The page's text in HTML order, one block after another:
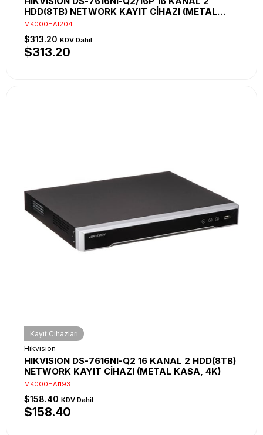
HDD(8TB) NETWORK KAYIT CİHAZI (METAL
KASA, POE, 4K)
MK000HAI204
$313.20 KDV Dahil
$313.20
Kayıt Cihazları
Hikvision
HIKVISION DS-7616NI-Q2 16 KANAL 2 HDD(8TB)
NETWORK KAYIT CİHAZI (METAL KASA, 4K)
MK000HAI193
$158.40 KDV Dahil
$158.40